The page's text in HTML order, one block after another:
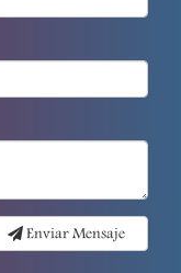
Enviar Mensaje